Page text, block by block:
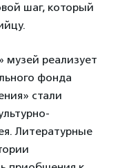
шаг, который
музей реализует
фонда
стали
Литературные